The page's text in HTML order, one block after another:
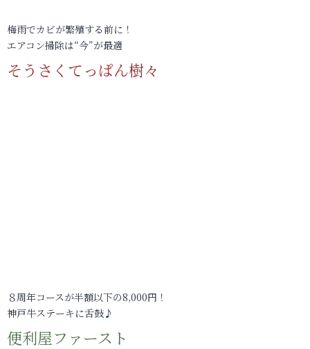
梅雨でカビが繁殖する前に！
エアコン掃除は“今”が最適
そうさくてっぱん樹々
８周年コースが半額以下の8,000円！
神戸牛ステーキに舌鼓♪
便利屋ファースト